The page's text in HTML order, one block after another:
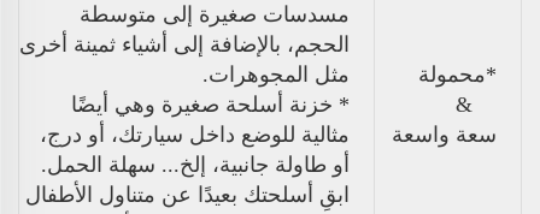
*محمولة
&
سعة واسعة
مسدسات صغيرة إلى متوسطة
الحجم، بالإضافة إلى أشياء ثمينة أخرى
مثل المجوهرات.
* خزنة أسلحة صغيرة وهي أيضًا
مثالية للوضع داخل سيارتك، أو درج،
أو طاولة جانبية، إلخ... سهلة الحمل.
ابقِ أسلحتك بعيدًا عن متناول الأطفال